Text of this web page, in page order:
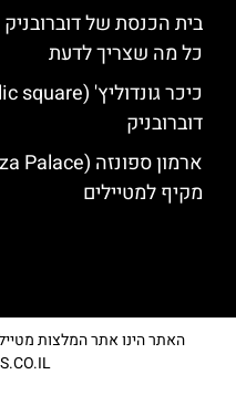
כל מה שצריך לדעת
דוברובניק
מקיף למטיילים
האתר הינו אתר המלצות